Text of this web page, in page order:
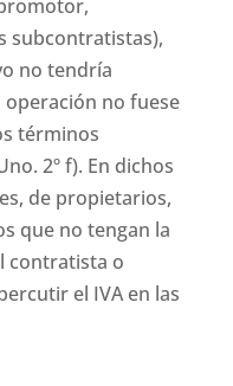
subcontratistas),
no tendría
operación no fuese
términos
2º f). En dichos
de propietarios,
que no tengan la
contratista o
el IVA en las